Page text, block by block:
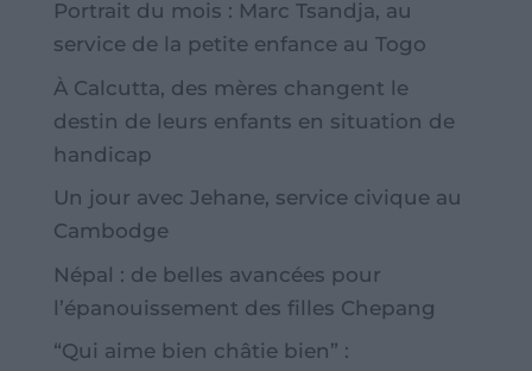
Portrait du mois : Marc Tsandja, au
service de la petite enfance au Togo
À Calcutta, des mères changent le
destin de leurs enfants en situation de
handicap
Un jour avec Jehane, service civique au
Cambodge
Népal : de belles avancées pour
l’épanouissement des filles Chepang
“Qui aime bien châtie bien” :